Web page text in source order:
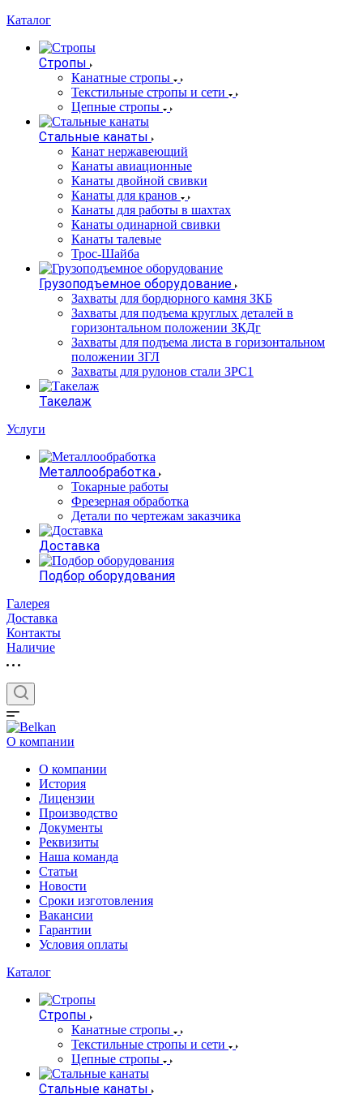
Каталог
Стропы
Канатные стропы
Текстильные стропы и сети
Цепные стропы
Стальные канаты
Канат нержавеющий
Канаты авиационные
Канаты двойной свивки
Канаты для кранов
Канаты для работы в шахтах
Канаты одинарной свивки
Канаты талевые
Трос-Шайба
Грузоподъемное оборудование
Захваты для бордюрного камня ЗКБ
Захваты для подъема круглых деталей в
горизонтальном положении ЗКДг
Захваты для подъема листа в горизонтальном
положении ЗГЛ
Захваты для рулонов стали ЗРС1
Такелаж
Услуги
Металлообработка
Токарные работы
Фрезерная обработка
Детали по чертежам заказчика
Доставка
Подбор оборудования
Галерея
Доставка
Контакты
Наличие
О компании
О компании
История
Лицензии
Производство
Документы
Реквизиты
Наша команда
Статьи
Новости
Сроки изготовления
Вакансии
Гарантии
Условия оплаты
Каталог
Стропы
Канатные стропы
Текстильные стропы и сети
Цепные стропы
Стальные канаты